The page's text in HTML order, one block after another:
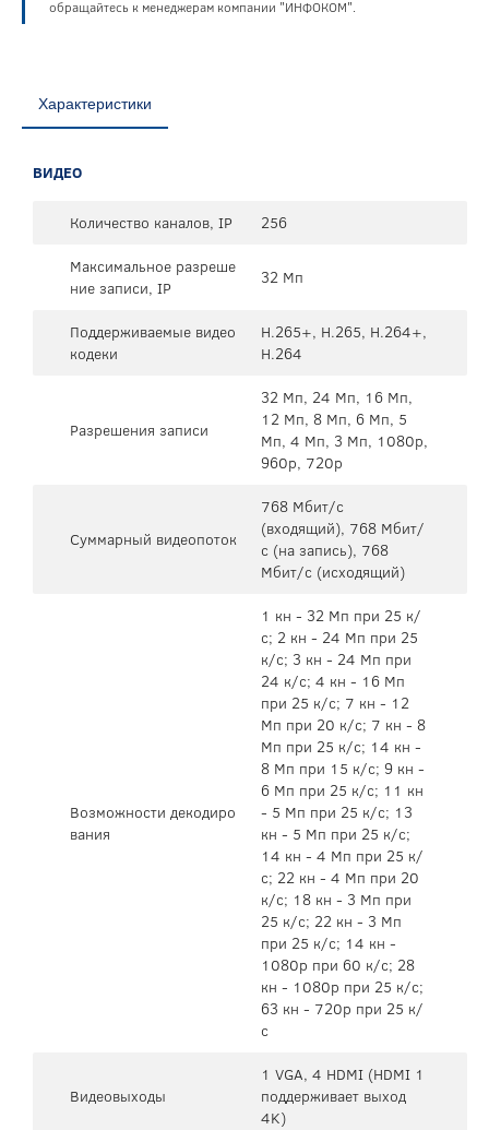
обращайтесь к менеджерам компании "ИНФОКОМ".
Характеристики
ВИДЕО
Количество каналов, IP
256
Максимальное разреше
ние записи, IP
32 Мп
Поддерживаемые видео
кодеки
H.265+, H.265, H.264+,
H.264
Разрешения записи
32 Мп, 24 Мп, 16 Мп,
12 Мп, 8 Мп, 6 Мп, 5
Мп, 4 Мп, 3 Мп, 1080p,
960p, 720p
Суммарный видеопоток
768 Мбит/с
(входящий), 768 Мбит/
с (на запись), 768
Мбит/с (исходящий)
Возможности декодиро
вания
1 кн - 32 Мп при 25 к/
с; 2 кн - 24 Мп при 25
к/с; 3 кн - 24 Мп при
24 к/с; 4 кн - 16 Мп
при 25 к/с; 7 кн - 12
Мп при 20 к/с; 7 кн - 8
Мп при 25 к/с; 14 кн -
8 Мп при 15 к/с; 9 кн -
6 Мп при 25 к/с; 11 кн
- 5 Мп при 25 к/с; 13
кн - 5 Мп при 25 к/с;
14 кн - 4 Мп при 25 к/
с; 22 кн - 4 Мп при 20
к/с; 18 кн - 3 Мп при
25 к/с; 22 кн - 3 Мп
при 25 к/с; 14 кн -
1080p при 60 к/с; 28
кн - 1080p при 25 к/с;
63 кн - 720p при 25 к/
с
Видеовыходы
1 VGA, 4 HDMI (HDMI 1
поддерживает выход
4K)